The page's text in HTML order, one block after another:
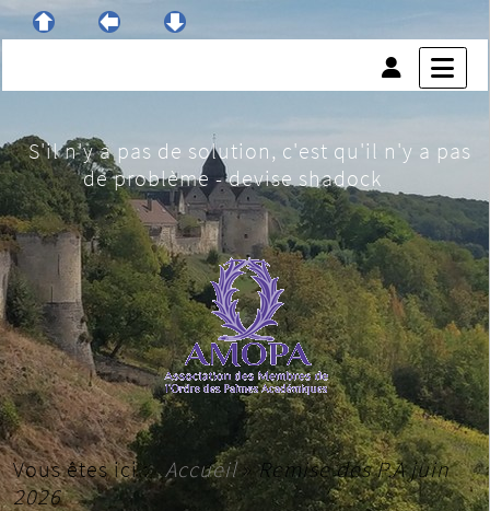
S'il n'y a pas de solution, c'est qu'il n'y a pas
de problème - devise shadock
Vous êtes ici :Accueil»Remise des P.A juin
2026